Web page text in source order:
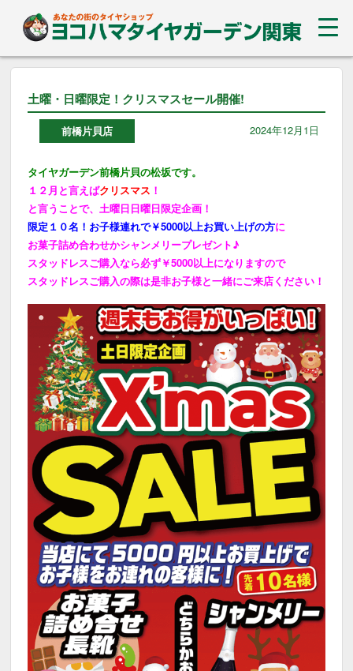
土曜・日曜限定！クリスマスセール開催!
前橋片貝店 2024年12月1日
タイヤガーデン前橋片貝の松坂です。
１２月と言えばクリスマス ！
と言うことで、土曜日日曜日限定企画！
限定１０名！お子様連れで￥5000以上お買い上げの方に
お菓子詰め合わせかシャンメリープレゼント♪
スタッドレスご購入なら必ず￥5000以上になりますので
スタッドレスご購入の際は是非お子様と一緒にご来店ください！